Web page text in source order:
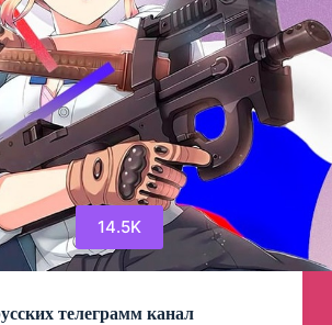
14.5K
телеграмм канал